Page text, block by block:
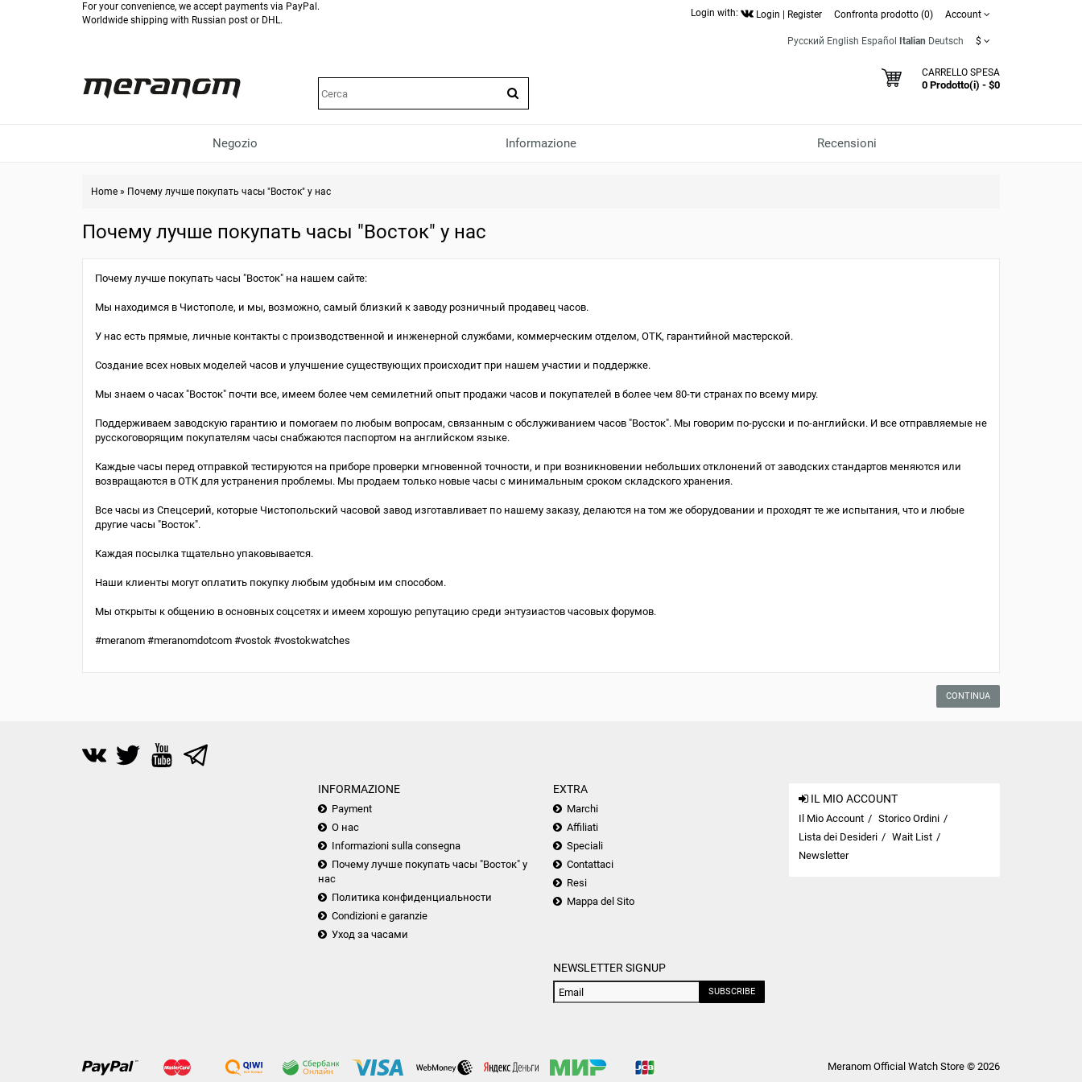
For your convenience, we accept payments via PayPal.
Worldwide shipping with Russian post or DHL.
Login with: Login Register Confronta prodotto (0) Account
Русский English Español Italian Deutsch $
CARRELLO SPESA
0 Prodotto(i) - $0
Negozio Informazione Recensioni
Home » Почему лучше покупать часы "Восток" у нас
Почему лучше покупать часы "Восток" у нас
Почему лучше покупать часы "Восток" на нашем сайте:
Мы находимся в Чистополе, и мы, возможно, самый близкий к заводу розничный продавец часов.
У нас есть прямые, личные контакты с производственной и инженерной службами, коммерческим отделом, ОТК, гарантийной мастерской.
Создание всех новых моделей часов и улучшение существующих происходит при нашем участии и поддержке.
Мы знаем о часах "Восток" почти все, имеем более чем семилетний опыт продажи часов и покупателей в более чем 80-ти странах по всему миру.
Поддерживаем заводскую гарантию и помогаем по любым вопросам, связанным с обслуживанием часов "Восток". Мы говорим по-русски и по-английски. И все отправляемые не
русскоговорящим покупателям часы снабжаются паспортом на английском языке.
Каждые часы перед отправкой тестируются на приборе проверки мгновенной точности, и при возникновении небольших отклонений от заводских стандартов меняются или
возвращаются в ОТК для устранения проблемы. Мы продаем только новые часы с минимальным сроком складского хранения.
Все часы из Спецсерий, которые Чистопольский часовой завод изготавливает по нашему заказу, делаются на том же оборудовании и проходят те же испытания, что и любые
другие часы "Восток".
Каждая посылка тщательно упаковывается.
Наши клиенты могут оплатить покупку любым удобным им способом.
Мы открыты к общению в основных соцсетях и имеем хорошую репутацию среди энтузиастов часовых форумов.
#meranom #meranomdotcom #vostok #vostokwatches
CONTINUA
INFORMAZIONE
Payment
О нас
Informazioni sulla consegna
Почему лучше покупать часы "Восток" у
нас
Политика конфиденциальности
Condizioni e garanzie
Уход за часами
EXTRA
Marchi
Affiliati
Speciali
Contattaci
Resi
Mappa del Sito
NEWSLETTER SIGNUP
SUBSCRIBE
IL MIO ACCOUNT
Il Mio Account
Storico Ordini
Lista dei Desideri
Wait List
Newsletter
Meranom Official Watch Store © 2026